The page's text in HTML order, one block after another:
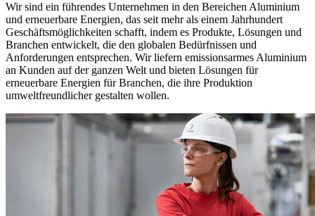
Wir sind ein führendes Unternehmen in den Bereichen Aluminium
und erneuerbare Energien, das seit mehr als einem Jahrhundert
Geschäftsmöglichkeiten schafft, indem es Produkte, Lösungen und
Branchen entwickelt, die den globalen Bedürfnissen und
Anforderungen entsprechen. Wir liefern emissionsarmes Aluminium
an Kunden auf der ganzen Welt und bieten Lösungen für
erneuerbare Energien für Branchen, die ihre Produktion
umweltfreundlicher gestalten wollen.